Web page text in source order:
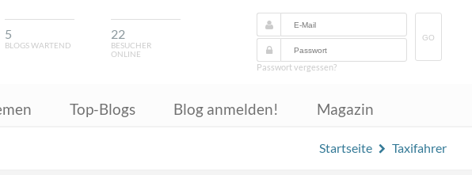
5
BLOGS WARTEND
22
BESUCHER
ONLINE
GO
Passwort vergessen?
Top-Blogs Blog anmelden! Magazin
Startseite Taxifahrer